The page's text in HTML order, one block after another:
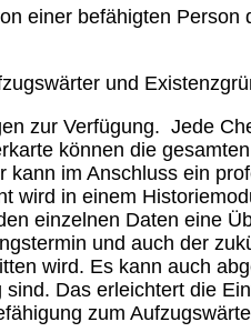
einer befähigten Person
und
zur Verfügung. Jede
können die
kann im Anschluss ein
wird in einem
einzelnen Daten eine
und auch der
wird. Es kann auch
Das erleichtert die
zum